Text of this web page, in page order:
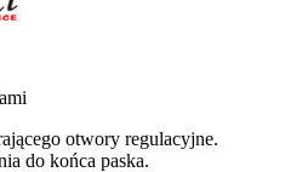
otwory regulacyjne.
do końca paska.